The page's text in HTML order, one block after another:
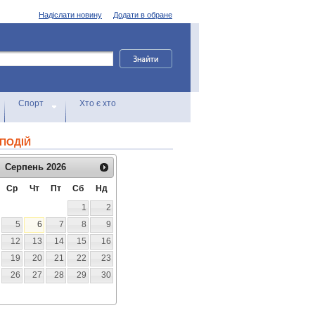
Додати в обране
Надіслати новину
Спорт Хто є хто
Серпень 2026
Ср Чт Пт Сб
Нд
1
2
5 6 7 8
9
12 13 14 15
16
19 20 21 22
23
26 27 28 29
30